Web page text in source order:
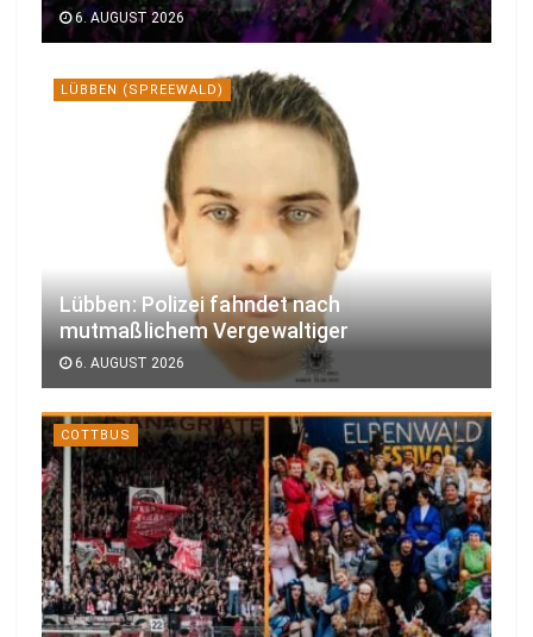
6. AUGUST 2026
LÜBBEN (SPREEWALD)
Lübben: Polizei fahndet nach
mutmaßlichem Vergewaltiger
6. AUGUST 2026
COTTBUS